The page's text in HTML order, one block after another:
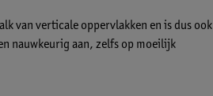
van verticale oppervlakken en is dus ook
nauwkeurig aan, zelfs op moeilijk